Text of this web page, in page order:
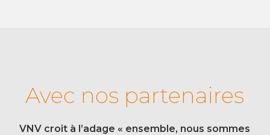
Avec nos partenaires
VNV croit à l’adage « ensemble, nous sommes